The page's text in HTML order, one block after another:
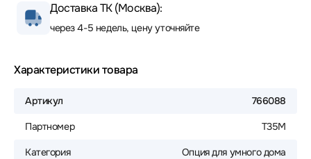
Доставка ТК (Москва):
через 4-5 недель, цену уточняйте
Характеристики товара
Артикул 766088
Партномер T35M
Категория Опция для умного дома